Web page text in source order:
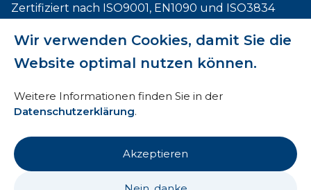
Wir verwenden Cookies, damit Sie die
Website optimal nutzen können.
Weitere Informationen finden Sie in der
Datenschutzerklärung.
Akzeptieren
Zertifiziert nach ISO9001, EN1090 und ISO3834
Impressum
HTI